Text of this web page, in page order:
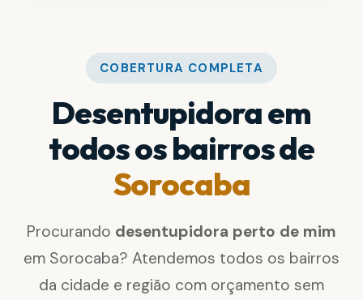
COBERTURA COMPLETA
Desentupidora em
todos os bairros de
Sorocaba
Procurando desentupidora perto de mim
em Sorocaba? Atendemos todos os bairros
da cidade e região com orçamento sem